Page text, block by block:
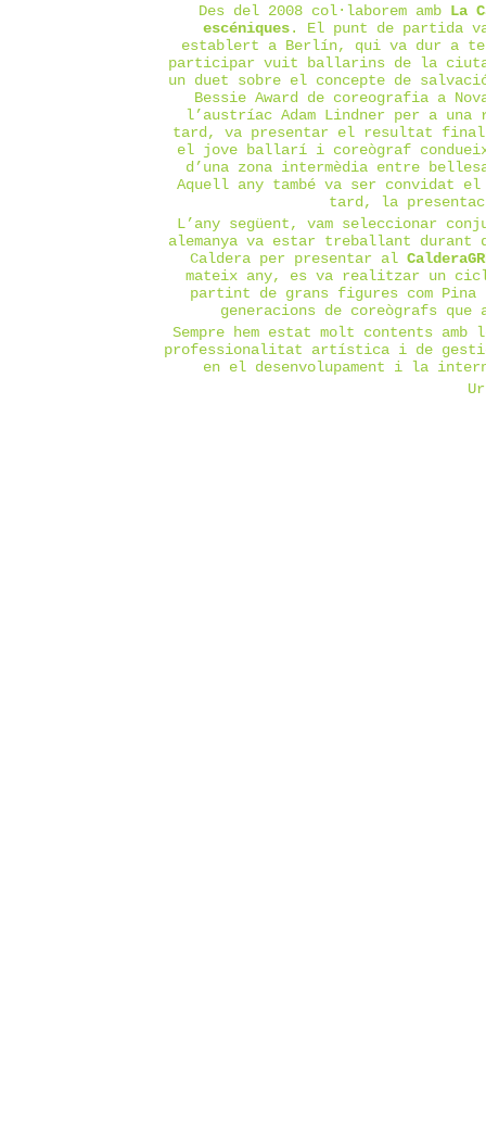
Des del 2008 col·laborem amb La
escéniques. El punt de partida va
establert a Berlín, qui va dur a
participar vuit ballarins de la
un duet sobre el concepte de
Bessie Award de coreografia a
l’austríac Adam Lindner per a
tard, va presentar el resultat final
el jove ballarí i coreògraf
d’una zona intermèdia entre
Aquell any també va ser convidat
tard, la
L’any següent, vam seleccionar
alemanya va estar treballant durant
Caldera per presentar al
mateix any, es va realitzar un
partint de grans figures com Pina
generacions de coreògrafs
Sempre hem estat molt contents
professionalitat artística i de gestió
en el desenvolupament i la